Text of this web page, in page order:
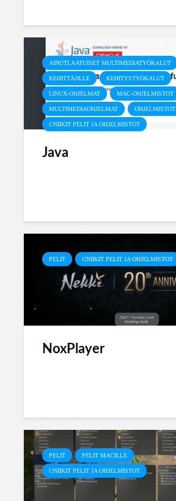
AINUTLAATUISET MULTIMEDIATYÖKALUT
KEHITTÄJILLE KEHITYSTYÖKALUT
LINUX-OHJELMAT MAC-OHJELMISTOT
MULTIMEDIAOHJELMAT OHJELMISTOT
UNIIKIT PELIT JA OHJELMISTOT
Java
PELIT UNIIKIT PELIT JA OHJELMISTOT
NoxPlayer
PELIT PELIT MACILLE
UNIIKIT PELIT JA OHJELMISTOT